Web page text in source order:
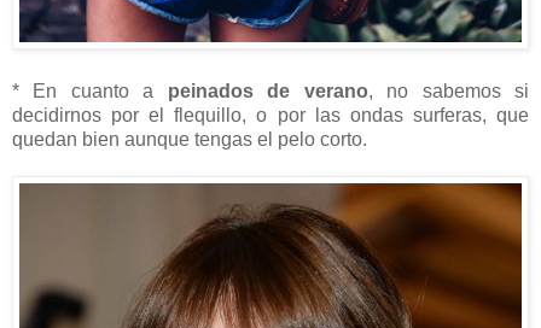
* En cuanto a peinados de verano, no sabemos si
decidirnos por el flequillo, o por las ondas surferas, que
quedan bien aunque tengas el pelo corto.